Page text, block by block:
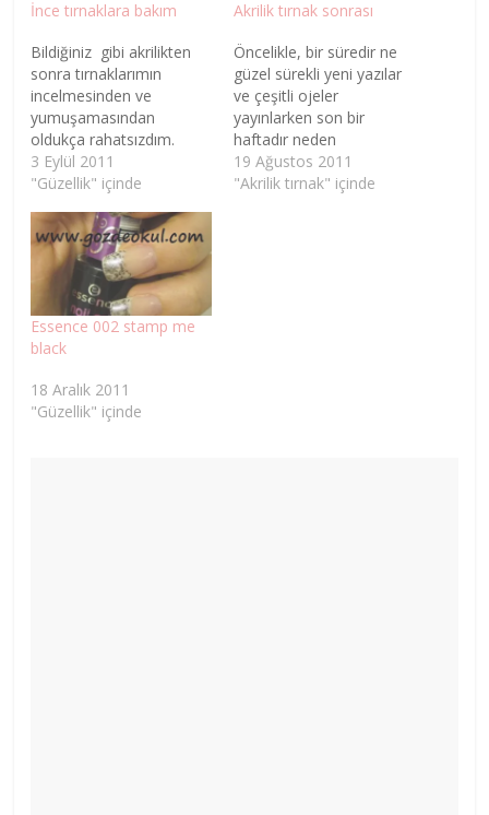
İnce tırnaklara bakım
Bildiğiniz gibi akrilikten
sonra tırnaklarımın
incelmesinden ve
yumuşamasından
oldukça rahatsızdım.
Daha önceden alıp 1 - 2
kere kullandığım ve tırnak
therapy nail hardener
(tırnak sertleştirici)
kullanarak tırnaklarımı
sertleştirmek istedim.
Aslında kullanma
talimatlarında her gün ek
bir kat sürün falan diyor
ama ben üzerine renkli
oje sürdüğüm için…
3 Eylül 2011
"Güzellik" içinde
Akrilik tırnak sonrası
Öncelikle, bir süredir ne
güzel sürekli yeni yazılar
ve çeşitli ojeler
yayınlarken son bir
haftadır neden
yayınlamadığıma açıklık
getirmek istiyorum. Son
19 Ağustos 2011
"Akrilik tırnak" içinde
Essence 002 stamp me
black
18 Aralık 2011
"Güzellik" içinde